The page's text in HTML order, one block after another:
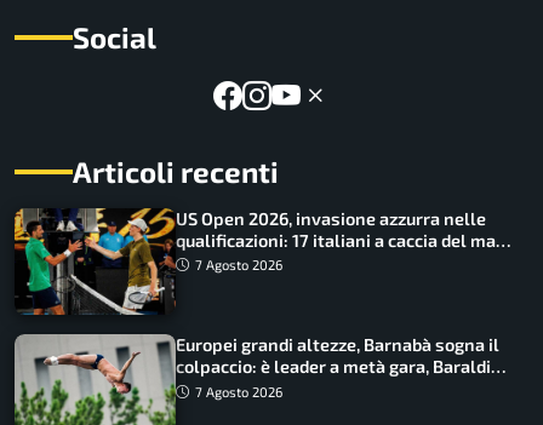
Social
Articoli recenti
US Open 2026, invasione azzurra nelle
qualificazioni: 17 italiani a caccia del main
draw7 Agosto 2026
Europei grandi altezze, Barnabà sogna il
colpaccio: è leader a metà gara, Baraldi
ancora in corsa
7 Agosto 2026